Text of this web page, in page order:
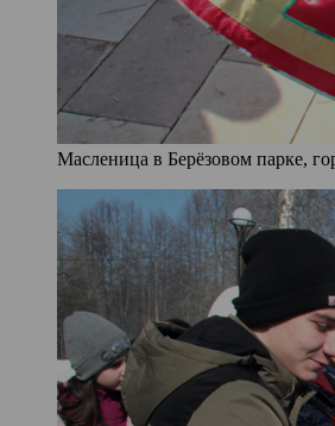
Масленица в Берёзовом парке,